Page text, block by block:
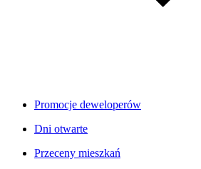
Promocje deweloperów
Dni otwarte
Przeceny mieszkań